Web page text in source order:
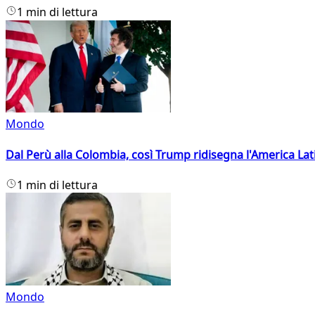
1 min di lettura
Mondo
Dal Perù alla Colombia, così Trump ridisegna l'America
1 min di lettura
Mondo